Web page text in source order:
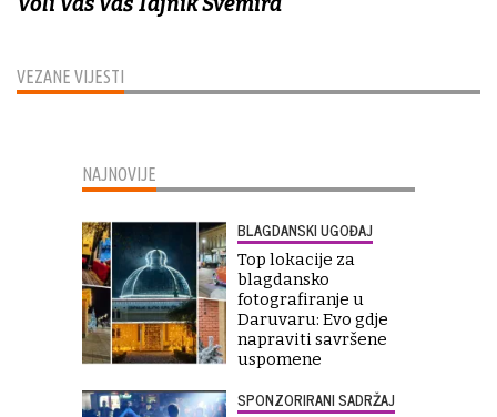
VEZANE VIJESTI
NAJNOVIJE
BLAGDANSKI UGOĐAJ
Top lokacije za
blagdansko
fotografiranje u
Daruvaru: Evo gdje
napraviti savršene
uspomene
SPONZORIRANI SADRŽAJ